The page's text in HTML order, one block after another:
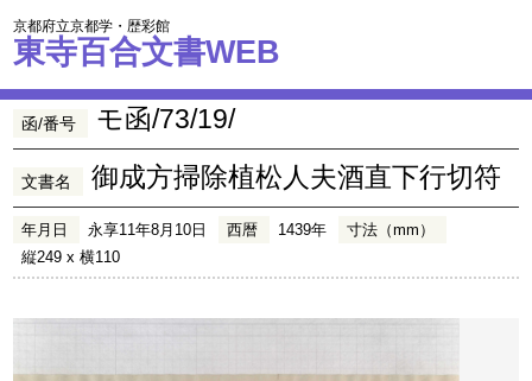
京都府立京都学・歴彩館
東寺百合文書WEB
函/番号 モ函/73/19/
文書名 御成方掃除植松人夫酒直下行切符
年月日 永享11年8月10日 西暦 1439年
寸法（mm）
縦249 x 横110